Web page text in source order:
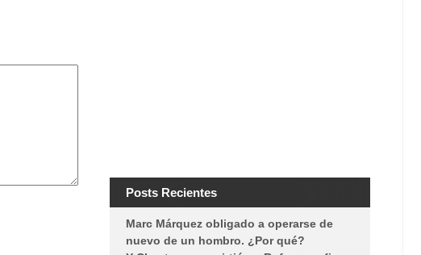
Posts Recientes
Marc Márquez obligado a operarse de
nuevo de un hombro. ¿Por qué?